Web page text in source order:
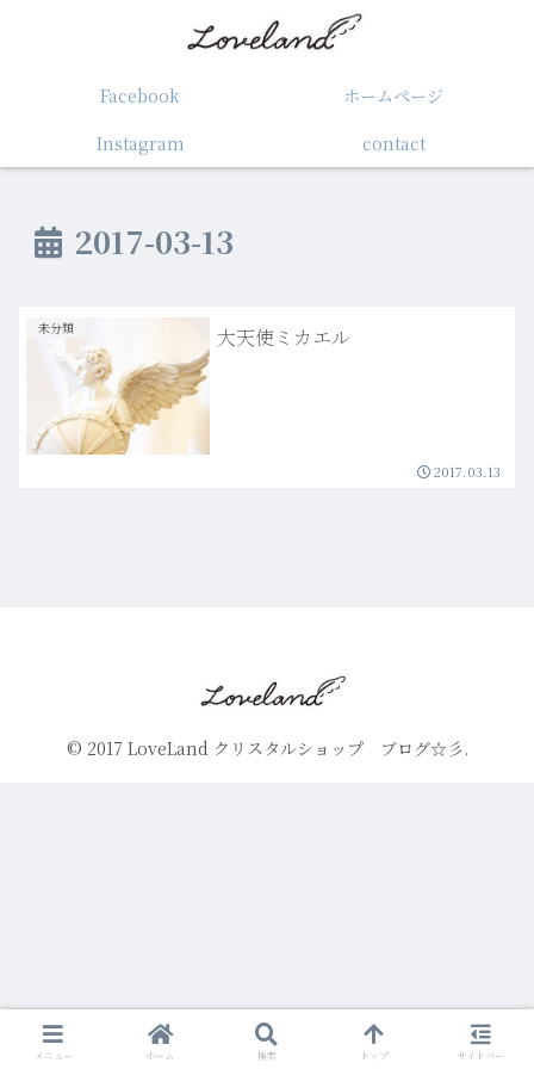
Facebook
ホームぺージ
Instagram
contact
2017-03-13
未分類 大天使ミカエル
2017.03.13
© 2017 LoveLand クリスタルショップ ブログ☆彡.
メニュー ホーム 検索 トップ サイドバー